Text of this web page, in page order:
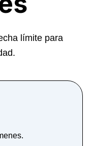
límite para